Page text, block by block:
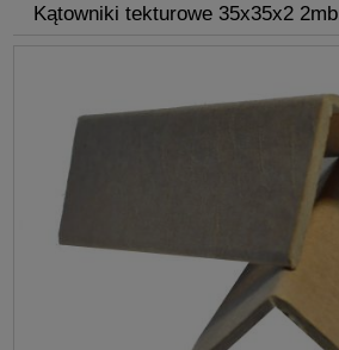
Kątowniki tekturowe 35x35x2 2mb